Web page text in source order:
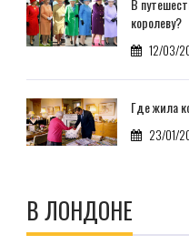
королеву?
12/03/
Где жила
23/01/
В ЛОНДОНЕ